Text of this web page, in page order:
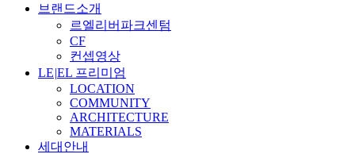
브랜드소개
르엘리버파크센텀
CF
컨셉영상
LE|EL 프리미엄
LOCATION
COMMUNITY
ARCHITECTURE
MATERIALS
세대안내